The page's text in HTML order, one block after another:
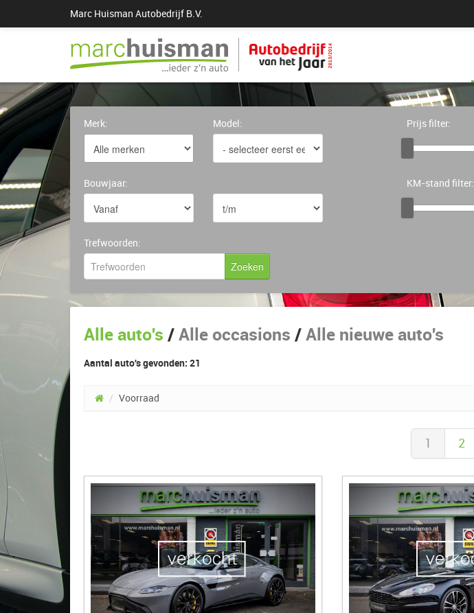
Marc Huisman Autobedrijf B.V.
Merk: Model: Prijs filter:
Bouwjaar: KM-stand filter:
Trefwoorden:
Alle auto's /Alle occasions /Alle nieuwe auto's
Aantal auto's gevonden: 21
/ Voorraad
1 2